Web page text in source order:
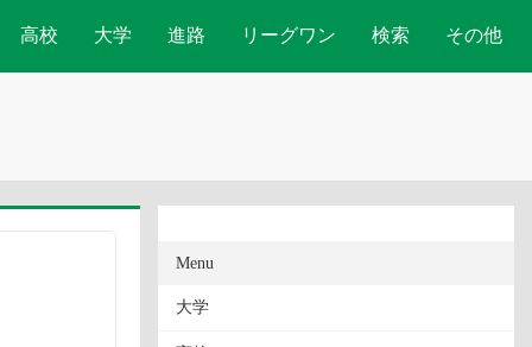
高校 大学 進路 リーグワン 検索 その他
Menu
大学